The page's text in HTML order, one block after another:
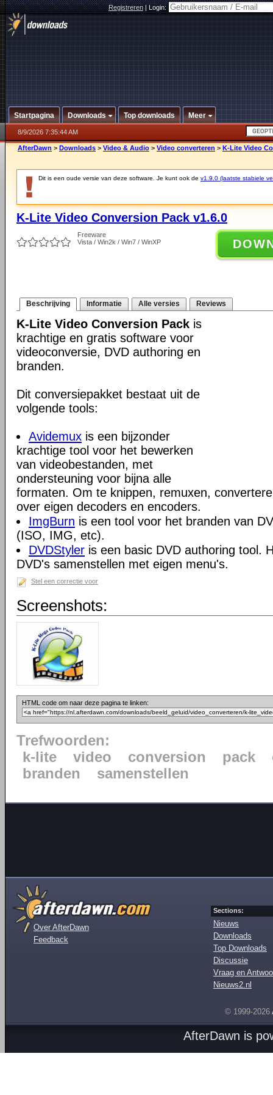
Registreren|Login:
Startpagina Downloads Top downloads Meer
8/9/2026 7:35:44 AM
AfterDawn > Downloads > Video & Audio > Video converteren > K-Lite Video
Dit is een oude versie van deze software. Je kunt ook de v1.9.0 (laatste stabiele
K-Lite Video Conversion Pack v1.6.0
Freeware
Vista / Win2k / Win7 / WinXP
Beschrijving Informatie Alle versies Reviews
K-Lite Video Conversion Pack is
krachtige en gratis software voor
videoconversie, DVD authoring en
branden.
Dit conversiepakket bestaat uit de
volgende tools:
Avidemux is een bijzonder
krachtige tool voor het bewerken
van videobestanden, met
ondersteuning voor bijna alle
formaten. Om te knippen, remuxen,
over eigen decoders en encoders.
ImgBurn is een tool voor het branden van
(ISO, IMG, etc).
DVDStyler is een basic DVD authoring tool.
DVD's samenstellen met eigen menu's.
Stel een correctie voor
Screenshots:
HTML code om naar deze pagina te linken:
Trefwoorden:
k-lite
video conversion pack
branden
samenstellen
Over AfterDawn
Feedback
Sections:
Nieuws
Downloads
Top Downloads
Discussie
Vraag en
Nieuws2.nl
© 1999-2026
AfterDawn is